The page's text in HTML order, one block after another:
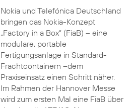
Nokia und Telefónica Deutschland
bringen das Nokia-Konzept
„Factory in a Box“ (FiaB) – eine
modulare, portable
Fertigungsanlage in Standard-
Frachtcontainern –dem
Praxiseinsatz einen Schritt näher.
Im Rahmen der Hannover Messe
wird zum ersten Mal eine FiaB über